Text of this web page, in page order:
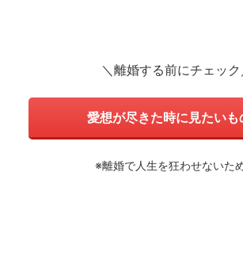
＼離婚する前にチェック
愛想が尽きた時に見たいも
※離婚で人生を狂わせないた